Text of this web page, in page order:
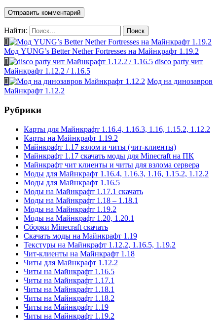
Найти:
Мод YUNG’s Better Nether Fortresses на Майнкрафт 1.19.2
disco party чит
Майнкрафт 1.12.2 / 1.16.5
Мод на динозавров
Майнкрафт 1.12.2
Рубрики
Карты для Майнкрафт 1.16.4, 1.16.3, 1.16, 1.15.2, 1.12.2
Карты на Майнкрафт 1.19.2
Майнкрафт 1.17 взлом и читы (чит-клиенты)
Майнкрафт 1.17 скачать моды для Minecraft на ПК
Майнкрафт чит клиенты и читы для взлома сервера
Моды для Майнкрафт 1.16.4, 1.16.3, 1.16, 1.15.2, 1.12.2
Моды для Майнкрафт 1.16.5
Моды на Майнкрафт 1.17.1 скачать
Моды на Майнкрафт 1.18 – 1.18.1
Моды на Майнкрафт 1.19.2
Моды на Майнкрафт 1.20, 1.20.1
Сборки Minecraft скачать
Скачать моды на Майнкрафт 1.19
Текстуры на Майнкрафт 1.12.2, 1.16.5, 1.19.2
Чит-клиенты на Майнкрафт 1.18
Читы для Майнкрафт 1.12.2
Читы на Майнкрафт 1.16.5
Читы на Майнкрафт 1.17.1
Читы на Майнкрафт 1.18.1
Читы на Майнкрафт 1.18.2
Читы на Майнкрафт 1.19
Читы на Майнкрафт 1.19.2